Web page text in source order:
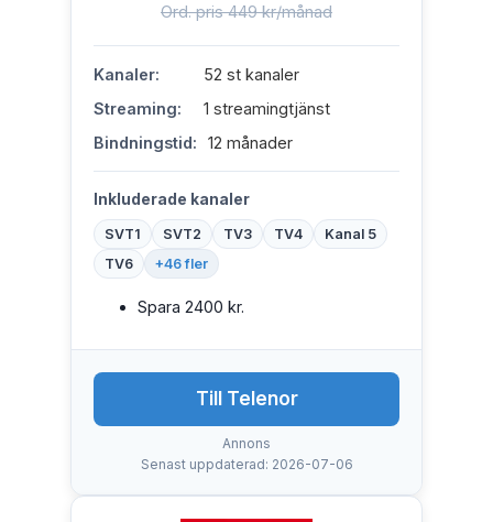
Ord. pris 449 kr/månad
Kanaler:
52 st kanaler
Streaming:
1 streamingtjänst
Bindningstid:
12 månader
Inkluderade kanaler
SVT1 SVT2 TV3 TV4
Kanal 5
TV6
+46 fler
Spara 2400 kr.
Till Telenor
Annons
Senast uppdaterad: 2026-07-06